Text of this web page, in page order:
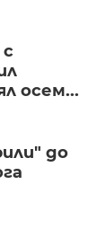
осем...
до